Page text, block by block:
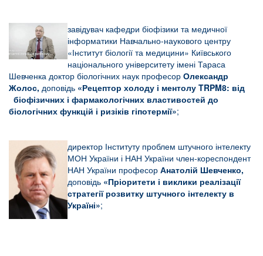
завідувач кафедри біофізики та медичної
інформатики Навчально-наукового центру
«Інститут біології та медицини» Київського
національного університету імені Тараса
Шевченка доктор біологічних наук професор Олександр
Жолос, доповідь «Рецептор холоду і ментолу TRPM8: від
біофізичних і фармакологічних властивостей до
біологічних функцій і ризіків гіпотермії»;
директор Інституту проблем штучного інтелекту
МОН України і НАН України член-кореспондент
НАН України професор Анатолій Шевченко,
доповідь «Пріоритети і виклики реалізації
стратегії розвитку штучного інтелекту в
Україні»;